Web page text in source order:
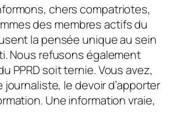
chers compatriotes,
des membres actifs du
la pensée unique au sein
Nous refusons également
PPRD soit ternie. Vous avez,
le devoir d’apporter
Une information vraie,